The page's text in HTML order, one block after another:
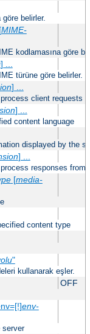
belirler.
MIME-
kodlamasına göre
] ...
türüne göre belirler.
] ...
client requests
] ...
content language
displayed by the
] ...
responses from
[media-
content type
"
kullanarak eşler.
OFF
env-
server